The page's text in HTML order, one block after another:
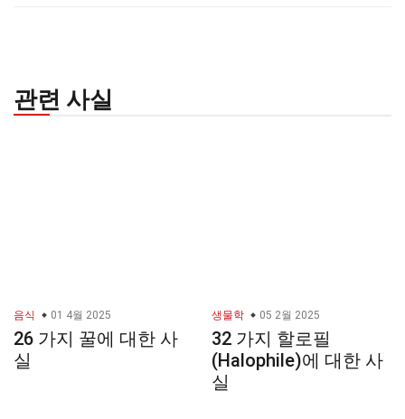
관련 사실
음식 01 4월 2025
26 가지 꿀에 대한 사
실
생물학 05 2월 2025
32 가지 할로필
(Halophile)에 대한 사
실